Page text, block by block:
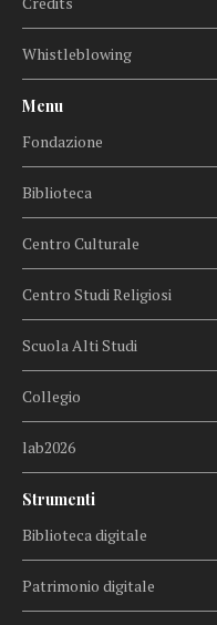
Whistleblowing
Menu
Fondazione
Biblioteca
Centro Culturale
Centro Studi Religiosi
Scuola Alti Studi
Collegio
lab2026
Strumenti
Biblioteca digitale
Patrimonio digitale